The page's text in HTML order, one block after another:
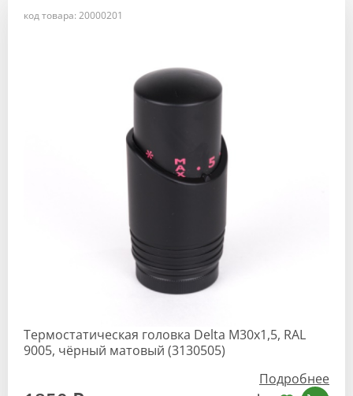
код товара: 20000201
Термостатическая головка Delta M30x1,5, RAL
9005, чёрный матовый (3130505)
Подробнее